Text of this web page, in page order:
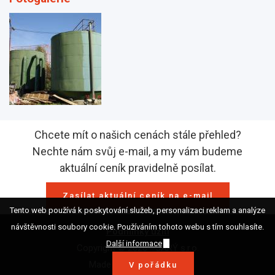
Chcete mít o našich cenách stále přehled?
Nechte nám svůj e-mail, a my vám budeme
aktuální ceník pravidelně posílat.
Zasílat aktuální ceník na e-mail
Podmínky užití
Copyright © 2026 - JARÝ s.r.o.
Tento web používá k poskytování služeb, personalizaci reklam a analýze
návštěvnosti soubory cookie. Používáním tohoto webu s tím souhlasíte.
Další informace
V pořádku
Made with byVoatt